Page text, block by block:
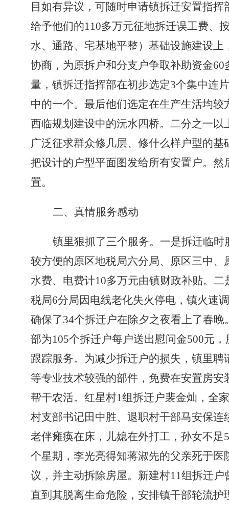
目如有异议，可随时申请镇拆迁安置指
给予他们的110多万元征地拆迁误工费、
水、通路、宅基地平整）基础设施建设
协商，为原拆户和分支户争取补助资金60
量，镇拆迁指挥部在初步选定3个集中连片
中的一个。最后他们选定在生产生活均较
西临规划建设中的沅水四桥。二分之一
广泛征求群众修几层、修什么样户型的
把设计的户型平面图发给所有安置户。
置。
二、真情服务感动
镇里狠抓了三个服务。 一是拆迁临时
较方便的原区地税局六分局、原区三中
水费、电费计10多万元由镇财政补贴。 二
税局6分局因电线老化失火停电，镇火速
确保了34个拆迁户在除夕之夜看上了春晚
部为105个拆迁户每户送出慰问金500元，
跟踪服务。 为减少拆迁户的损失，镇里聘
等专业技术较强的部件，免费在安置房
帮干农活。红星村1组拆迁户裴金灿，全家
村支部书记田中胜、退职村干部马安保连
老伴瘫痪在床，儿媳在外打工，孙女不足5
个星期，李光亮得知蒋淑先的父亲死于
议，并主动拆除房屋。新建村11组拆迁户
直到其脱离生命危险，安排镇干部轮流